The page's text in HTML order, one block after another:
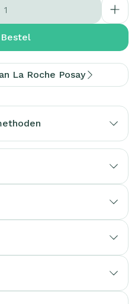
Bestel
La Roche Posay